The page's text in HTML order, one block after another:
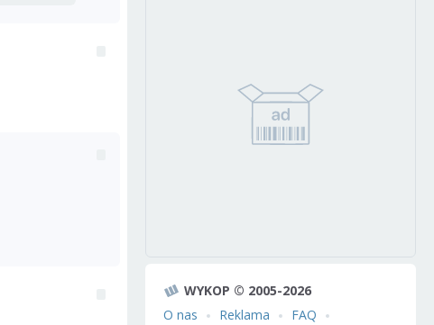
WYKOP © 2005-2026
O nas
Reklama
FAQ